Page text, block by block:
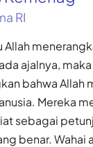
RI
Allah
ajalnya,
bahwa Allah
Mereka
sebagai
benar. Wahai